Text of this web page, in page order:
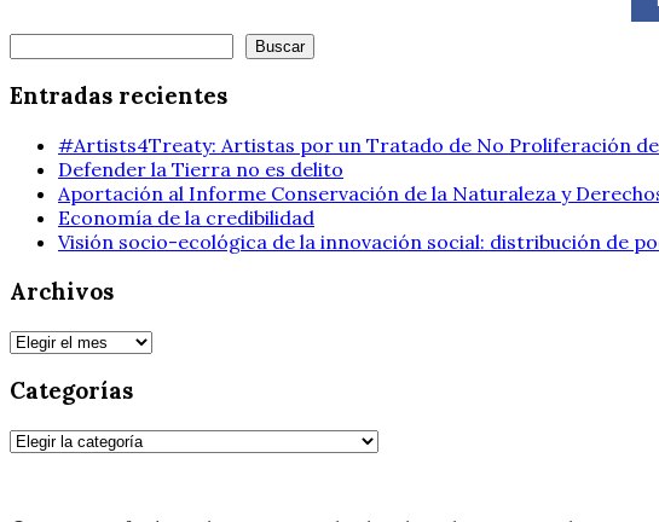
Buscar
Entradas recientes
#Artists4Treaty: Artistas por un Tratado de No Proliferación de
Defender la Tierra no es delito
Aportación al Informe Conservación de la Naturaleza y
Economía de la credibilidad
Visión socio-ecológica de la innovación social: distribución de
Archivos
Archivos
Categorías
Categorías